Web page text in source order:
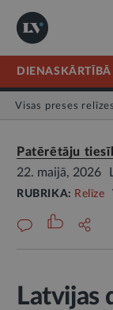
DIENASKĀRTĪBĀ
Visas preses relīzes
Patērētāju
22. maijā, 2026
RUBRIKA: Relīze
Latvijas